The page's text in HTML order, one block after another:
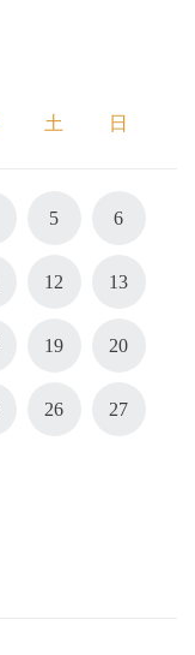
土 日
5 6
12 13
19 20
26 27